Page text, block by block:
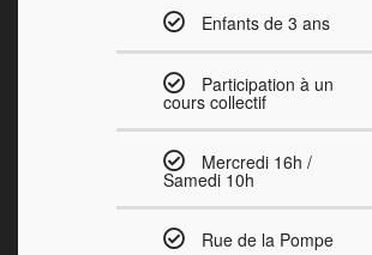
Enfants de 3 ans
Participation à un
cours collectif
Mercredi 16h /
Samedi 10h
Rue de la Pompe